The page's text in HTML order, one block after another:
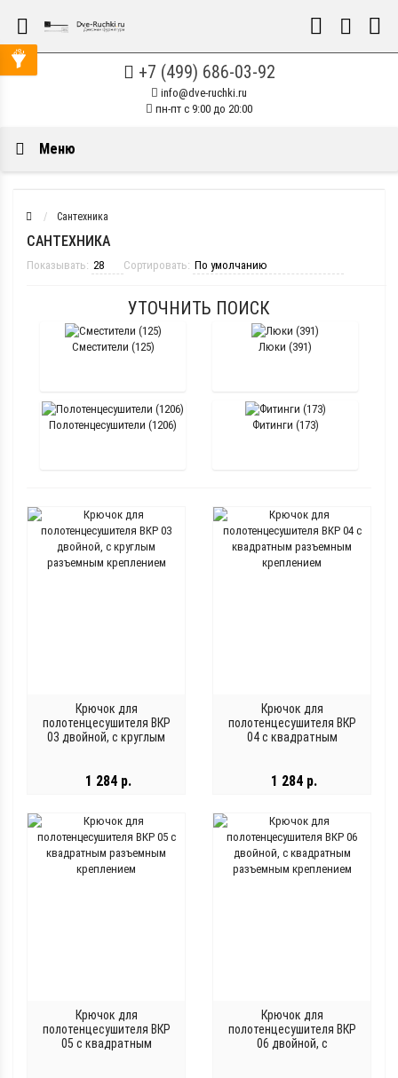
+7 (499) 686-03-92
info@dve-ruchki.ru
пн-пт с 9:00 до 20:00
Меню
Сантехника
САНТЕХНИКА
Показывать: Сортировать:
УТОЧНИТЬ ПОИСК
Сместители (125) Люки (391)
Полотенцесушители (1206) Фитинги (173)
Крючок для
полотенцесушителя ВКР
03 двойной, с круглым
1 284 р.
Крючок для
полотенцесушителя ВКР
04 с квадратным
1 284 р.
Крючок для
полотенцесушителя ВКР
05 с квадратным
Крючок для
полотенцесушителя ВКР
06 двойной, с